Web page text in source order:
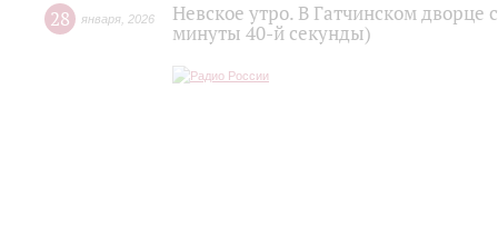
28 января 2026
Невское утро. В Гатчинском дворце
минуты 40-й секунды)